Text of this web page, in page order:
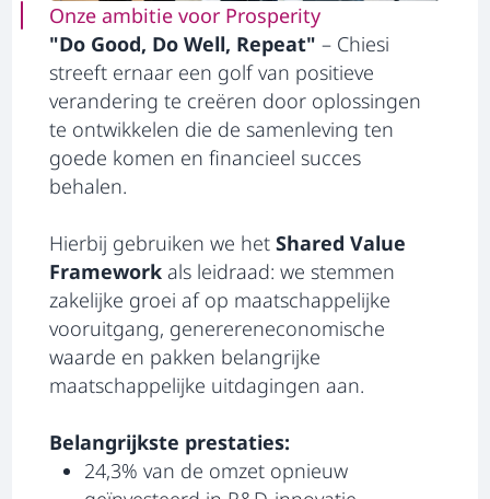
Onze ambitie voor Prosperity
"Do Good, Do Well, Repeat" – Chiesi
streeft ernaar een golf van positieve
verandering te creëren door oplossingen
te ontwikkelen die de samenleving ten
goede komen en financieel succes
behalen.
Hierbij gebruiken we het Shared Value
Framework als leidraad: we stemmen
zakelijke groei af op maatschappelijke
vooruitgang, generereneconomische
waarde en pakken belangrijke
maatschappelijke uitdagingen aan.
Belangrijkste prestaties:
24,3% van de omzet opnieuw